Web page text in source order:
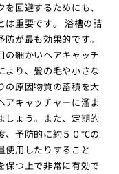
回避するためにも、
は重要です。 浴槽の詰
が最も効果的です。
の細かいヘアキャッチ
より、髪の毛や小さな
の原因物質の蓄積を大
アキャッチャーに溜ま
しょう。また、定期的
、予防的に約５０℃の
使用したりすること
保つ上で非常に有効で